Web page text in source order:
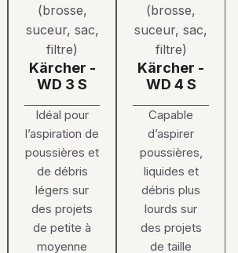
Kärcher -
WD 3 S
Idéal pour
l’aspiration de
poussières et
de débris
légers sur
des projets
de petite à
moyenne
Kärcher -
WD 4 S
Capable
d’aspirer
poussières,
liquides et
débris plus
lourds sur
des projets
de taille